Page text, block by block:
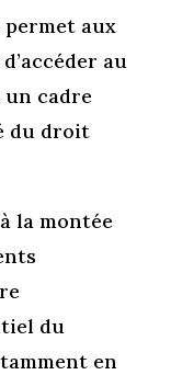
aux
au
un cadre
du droit
la montée
du
en